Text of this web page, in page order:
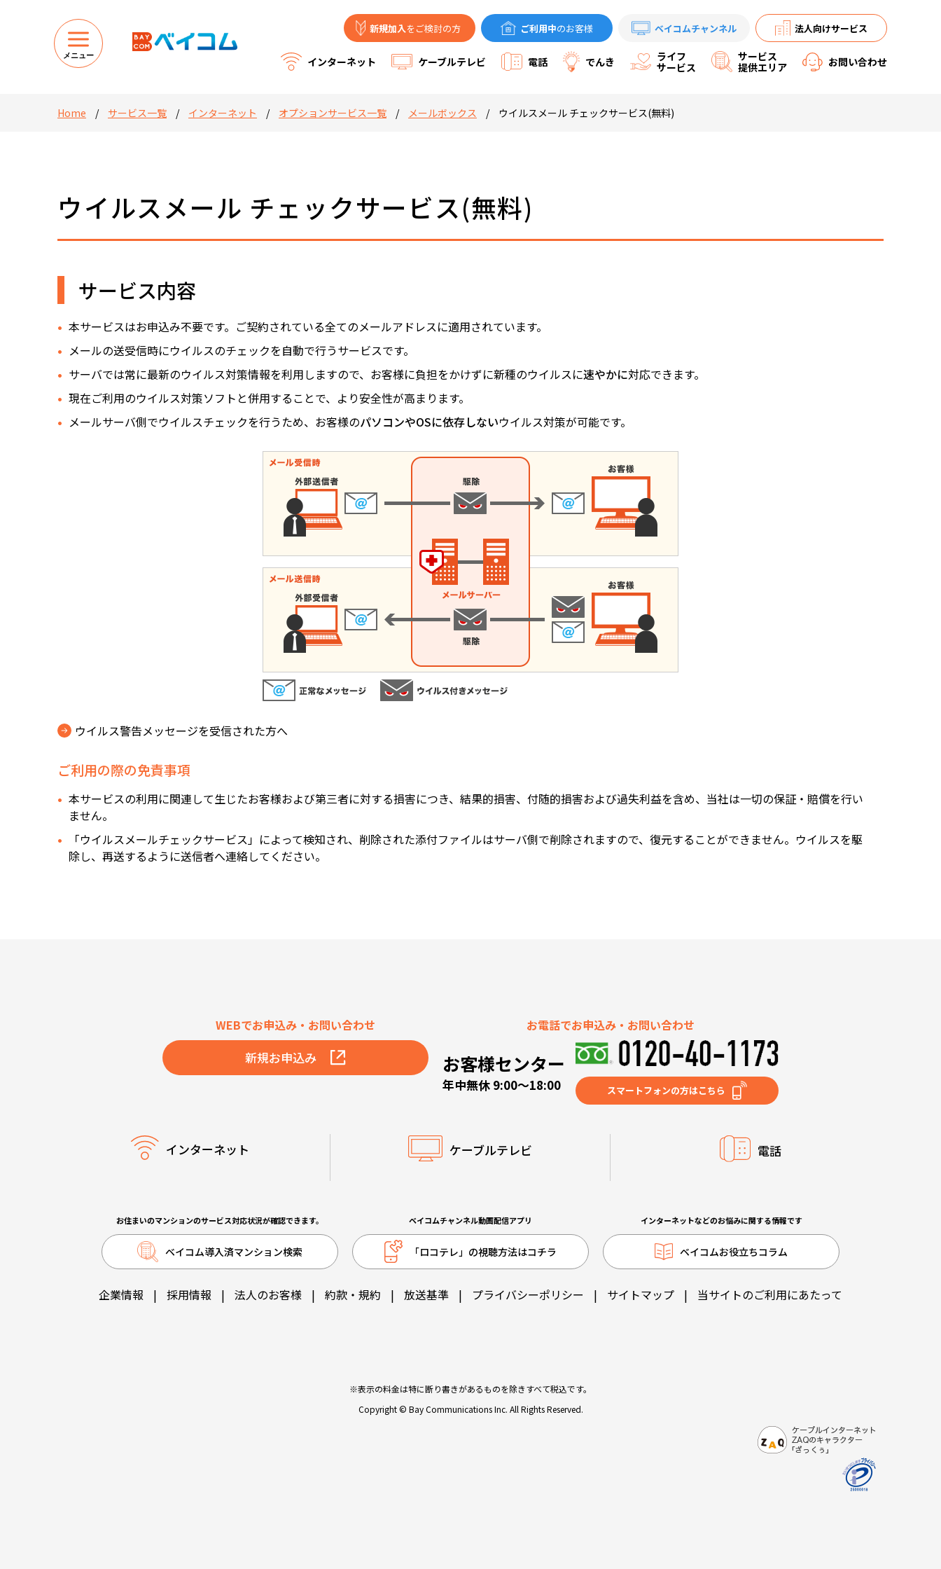
メニュー
新規加入をご検討の方 ご利用中のお客様 ベイコムチャンネル 法人向けサービス
インターネット ケーブルテレビ 電話 でんき
ライフ
サービス
サービス
提供エリア
お問い合わせ
Home / サービス一覧 / インターネット / オプションサービス一覧 / メールボックス / ウイルスメール チェックサービス(無料)
ウイルスメール チェックサービス(無料)
サービス内容
本サービスはお申込み不要です。ご契約されている全てのメールアドレスに適用されています。
メールの送受信時にウイルスのチェックを自動で行うサービスです。
サーバでは常に最新のウイルス対策情報を利用しますので、お客様に負担をかけずに新種のウイルスに速やかに対応できます。
現在ご利用のウイルス対策ソフトと併用することで、より安全性が高まります。
メールサーバ側でウイルスチェックを行うため、お客様のパソコンやOSに依存しないウイルス対策が可能です。
ウイルス警告メッセージを受信された方へ
ご利用の際の免責事項
本サービスの利用に関連して生じたお客様および第三者に対する損害につき、結果的損害、付随的損害および過失利益を含め、当社は一切の保証・賠償を行い
ません。
「ウイルスメールチェックサービス」によって検知され、削除された添付ファイルはサーバ側で削除されますので、復元することができません。ウイルスを駆
除し、再送するように送信者へ連絡してください。
WEBでお申込み・お問い合わせ
新規お申込み
お電話でお申込み・お問い合わせ
お客様センター
年中無休 9:00～18:00 スマートフォンの方はこちら
インターネット ケーブルテレビ 電話
お住まいのマンションのサービス対応状況が確認できます。
ベイコム導入済マンション検索
ベイコムチャンネル動画配信アプリ
「ロコテレ」の視聴方法はコチラ
インターネットなどのお悩みに関する情報です
ベイコムお役立ちコラム
企業情報 | 採用情報 | 法人のお客様 | 約款・規約 | 放送基準 | プライバシーポリシー | サイトマップ | 当サイトのご利用にあたって
※表示の料金は特に断り書きがあるものを除きすべて税込です。
Copyright © Bay Communications Inc. All Rights Reserved.